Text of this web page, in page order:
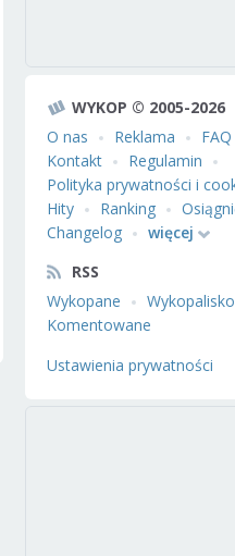
WYKOP © 2005-2026
O nas
Reklama
FAQ
Kontakt
Regulamin
Polityka prywatności i
Hity
Ranking
Changelog
więcej
RSS
Wykopane
Wykopalisko
Komentowane
Ustawienia prywatności